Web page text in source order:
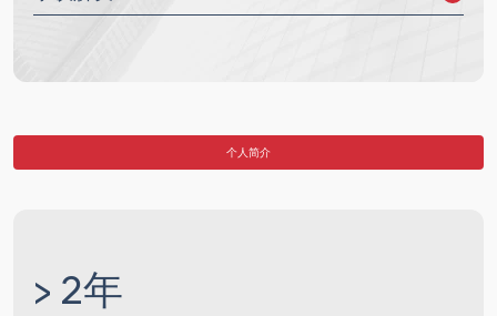
个人简介
> 2年